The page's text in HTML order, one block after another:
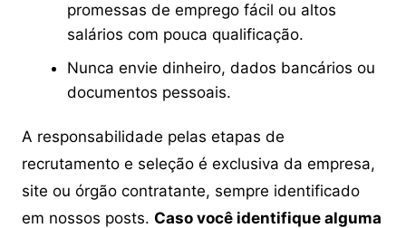
promessas de emprego fácil ou altos
salários com pouca qualificação.
Nunca envie dinheiro, dados bancários ou
documentos pessoais.
A responsabilidade pelas etapas de
recrutamento e seleção é exclusiva da empresa,
site ou órgão contratante, sempre identificado
em nossos posts. Caso você identifique alguma